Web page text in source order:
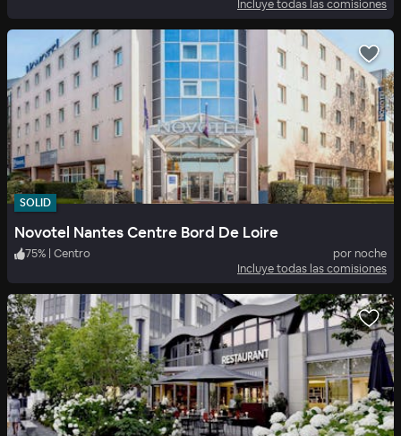
Incluye todas las comisiones
SOLID
Novotel Nantes Centre Bord De Loire
75% | Centro
por noche
Incluye todas las comisiones